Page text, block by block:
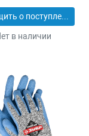
Сообщить о поступлении
в наличии